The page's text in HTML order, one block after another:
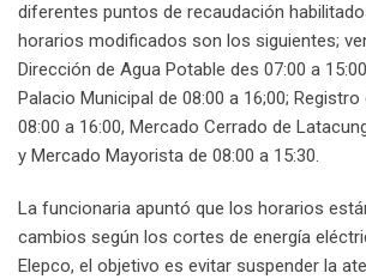
diferentes puntos de recaudación
horarios modificados son los siguientes;
Dirección de Agua Potable des 07:00 a
Palacio Municipal de 08:00 a 16;00;
08:00 a 16:00, Mercado Cerrado de
y Mercado Mayorista de 08:00 a 15:30.
La funcionaria apuntó que los horarios
cambios según los cortes de energía
Elepco, el objetivo es evitar suspender la